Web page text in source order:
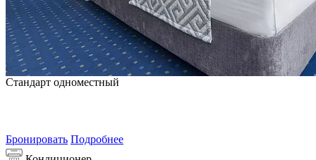
Стандарт одноместный
Бронировать Подробнее